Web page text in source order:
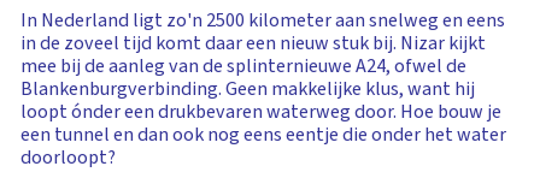
In Nederland ligt zo'n 2500 kilometer aan snelweg en eens
in de zoveel tijd komt daar een nieuw stuk bij. Nizar kijkt
mee bij de aanleg van de splinternieuwe A24, ofwel de
Blankenburgverbinding. Geen makkelijke klus, want hij
loopt ónder een drukbevaren waterweg door. Hoe bouw je
een tunnel en dan ook nog eens eentje die onder het water
doorloopt?